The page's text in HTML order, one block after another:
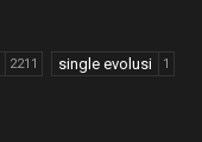
2211 single evolusi 1